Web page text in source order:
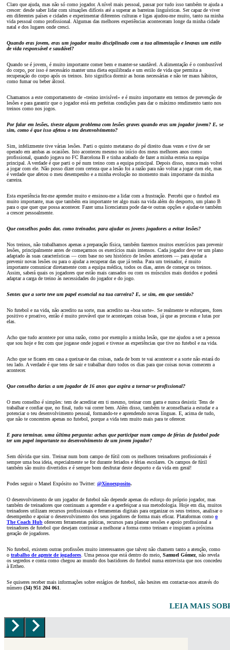
Claro que ajuda, mas não só como jogador. A nível mais pessoal, passar por tudo isso também te ajuda a
crescer: desde saber lidar com situações difíceis até a superar as barreiras linguísticas. Ser capaz de viver
em diferentes países e cidades e experimentar diferentes culturas e ligas ajudou-me muito, tanto na minha
vida pessoal como profissional. Algumas das melhores experiências aconteceram longe da minha cidade
natal e dos lugares onde cresci.
Quando eras jovem, eras um jogador muito disciplinado com a tua alimentação e levavas um estilo
de vida responsável e saudável?
Quando se é jovem, é muito importante comer bem e manter-se saudável. A alimentação é o combustível
do corpo, por isso é necessário manter uma dieta equilibrada e um estilo de vida que permita a
recuperação do corpo após os treinos. Isto significa dormir as horas necessárias e não ter maus hábitos,
como fumar ou beber álcool.
Chamamos a este comportamento de «treino invisível» e é muito importante em termos de prevenção de
lesões e para garantir que o jogador está em perfeitas condições para dar o máximo rendimento tanto nos
treinos como nos jogos.
Por falar em lesões, tiveste algum problema com lesões graves quando eras um jogador jovem? E, se
sim, como é que isso afetou o teu desenvolvimento?
Sim, infelizmente tive várias lesões. Parti o quinto metatarso do pé direito duas vezes e tive de ser
operado em ambas as ocasiões. Isto aconteceu mesmo no início dos meus melhores anos como
profissional, quando jogava no FC Barcelona B e tinha acabado de fazer a minha estreia na equipa
principal. A verdade é que parti o pé num treino com a equipa principal. Depois disso, nunca mais voltei
a jogar com ele. Não posso dizer com certeza que a lesão foi a razão para não voltar a jogar com ele, mas
é verdade que afetou o meu desempenho e a minha evolução no momento mais importante da minha
carreira.
Esta experiência fez-me aprender muito e ensinou-me a lidar com a frustração. Percebi que o futebol era
muito importante, mas que também era importante ter algo mais na vida além do desporto, um plano B
para o que quer que possa acontecer. Fazer uma licenciatura pode dar-te outras opções e ajudar-te também
a crescer pessoalmente.
Que conselhos podes dar, como treinador, para ajudar os jovens jogadores a evitar lesões?
Nos treinos, não trabalhamos apenas a preparação física, também fazemos muitos exercícios para prevenir
lesões, principalmente antes de começarmos os exercícios mais intensos. Cada jogador deve ter um plano
adaptado às suas características — com base no seu histórico de lesões anteriores — para ajudar a
prevenir novas lesões ou para o ajudar a recuperar das que já tenha. Para um treinador, é muito
importante comunicar diretamente com a equipa médica, todos os dias, antes de começar os treinos.
Assim, saberá quais os jogadores que estão mais cansados ou com os músculos mais doridos e poderá
adaptar a carga de treino às necessidades do jogador e do jogo.
Sentes que a sorte teve um papel essencial na tua carreira? E, se sim, em que sentido?
No futebol e na vida, não acredito na sorte, mas acredito na «boa sorte». Se realmente te esforçares, fores
positivo e proativo, então é muito provável que te aconteçam coisas boas, já que as procuras e lutas por
elas.
Acho que tudo acontece por uma razão, como por exemplo a minha lesão, que me ajudou a ser a pessoa
que sou hoje e fez com que jogasse onde joguei e tivesse as experiências que tive no futebol e na vida.
Acho que se ficares em casa a queixar-te das coisas, nada de bom te vai acontecer e a sorte não estará do
teu lado. A verdade é que tens de sair e trabalhar duro todos os dias para que coisas novas comecem a
acontecer.
Que conselho darias a um jogador de 16 anos que aspira a tornar-se profissional?
O meu conselho é simples: tem de acreditar em ti mesmo, treinar com garra e nunca desistir. Tens de
trabalhar e confiar que, no final, tudo vai correr bem. Além disso, também te aconselharia a estudar e a
potenciar o teu desenvolvimento pessoal, formando-te e aprendendo novas línguas. E, acima de tudo,
que não te concentres apenas no futebol, porque a vida tem muito mais para te oferecer.
E para terminar, uma última pergunta: achas que participar num campo de férias de futebol pode
ter um papel importante no desenvolvimento de um jovem jogador?
Sem dúvida que sim. Treinar num bom campo de fútil com os melhores treinadores profissionais é
sempre uma boa ideia, especialmente se for durante feriados e férias escolares. Os campos de fútil
também são muito divertidos e é sempre bom desfrutar deste desporto e da vida em geral!
Podes seguir o Manel Expósito no Twitter: @Xinoexposito.
O desenvolvimento de um jogador de futebol não depende apenas do esforço do próprio jogador, mas
também de treinadores que continuam a aprender e a aperfeiçoar a sua metodologia. Hoje em dia, muitos
treinadores utilizam recursos profissionais e ferramentas digitais para organizar os seus treinos, analisar o
desempenho e apoiar o desenvolvimento dos seus jogadores de forma mais eficaz. Plataformas como o
The Coach Hub oferecem ferramentas práticas, recursos para planear sessões e apoio profissional a
treinadores de futebol que desejam continuar a melhorar a forma como treinam e inspiram a próxima
geração de jogadores.
No futebol, existem outras profissões muito interessantes que talvez não chamem tanto a atenção, como
o trabalho de agente de jogadores . Uma pessoa que está dentro do meio, Samuel Gómez, não revela
os segredos e conta como chegou ao mundo dos bastidores do futebol numa entrevista que nos concedeu
à Ertheo.
Se quiseres receber mais informações sobre estágios de futebol, não hesites em contactar-nos através do
número (34) 951 204 061
LEIA MAIS